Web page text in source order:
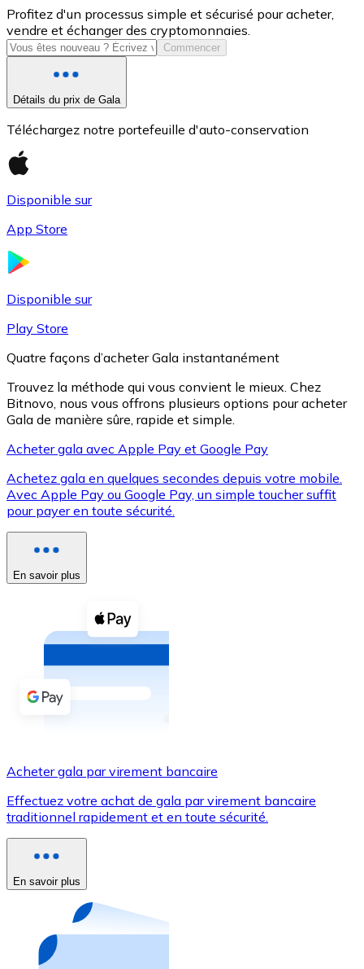
USD Coin
USDC
XRP
XRP
Voir toutes
Coupons crypto
Achetez des cryptomonnaies en espèces et d'autres
Acheter avec espèces
Virement SEPA
Utilisez les cartes Visa et Mastercard pour acheter
Acheter avec carte
Nouveau
Achetez des cartes-cadeaux de vos marques
Aller à la boutique de cartes-cadeaux
Profitez d'un processus simple et sécurisé pour acheter,
vendre et échanger des cryptomonnaies.
Commencer
Détails du prix de Gala
Téléchargez notre portefeuille d'auto-conservation
Disponible sur
App Store
Disponible sur
Play Store
Quatre façons d’acheter Gala instantanément
Trouvez la méthode qui vous convient le mieux. Chez
Bitnovo, nous vous offrons plusieurs options pour acheter
Gala de manière sûre, rapide et simple.
Acheter gala avec Apple Pay et Google Pay
Achetez gala en quelques secondes depuis votre mobile.
Avec Apple Pay ou Google Pay, un simple toucher suffit
pour payer en toute sécurité.
En savoir plus
Acheter gala par virement bancaire
Effectuez votre achat de gala par virement bancaire
traditionnel rapidement et en toute sécurité.
En savoir plus